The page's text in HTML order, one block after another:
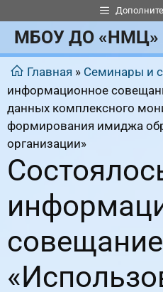
к
содержимому
МБОУ ДО «НМЦ»
Главная » Семинары и
информационное
данных комплексного
формирования имиджа
организации»
совещание